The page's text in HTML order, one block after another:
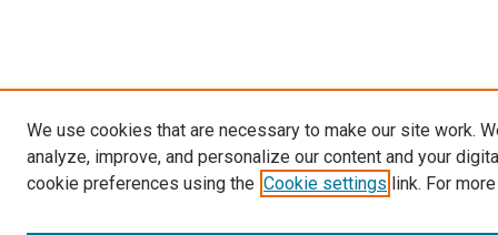
We use cookies that are necessary to make our site work.
analyze, improve, and personalize our content and your
cookie preferences using the Cookie settings link. For